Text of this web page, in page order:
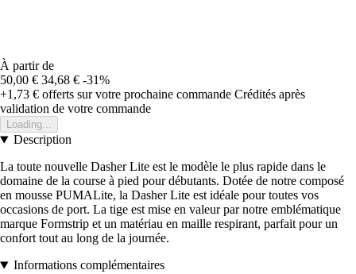
À partir de
50,00 € 34,68 € -31%
+1,73 € offerts sur votre prochaine commande Crédités après
validation de votre commande
Loading...
Description
La toute nouvelle Dasher Lite est le modèle le plus rapide dans le
domaine de la course à pied pour débutants. Dotée de notre composé
en mousse PUMALite, la Dasher Lite est idéale pour toutes vos
occasions de port. La tige est mise en valeur par notre emblématique
marque Formstrip et un matériau en maille respirant, parfait pour un
confort tout au long de la journée.
Informations complémentaires